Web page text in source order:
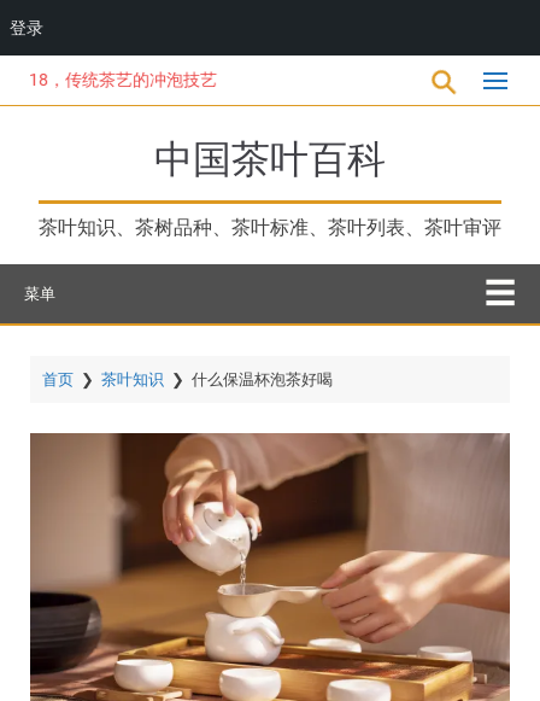
到
传统茶艺的冲泡技艺
中国茶叶百科
茶叶知识、茶树品种、茶叶标准、茶叶列表、茶叶审评
菜单
首页 ❯ 茶叶知识 ❯ 什么保温杯泡茶好喝
登录